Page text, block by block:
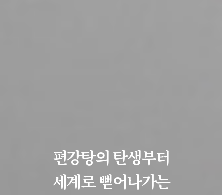
편강탕의 탄생부터
세계로 뻗어나가는